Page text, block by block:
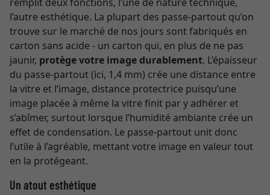
l’autre esthétique. La plupart des passe-partout qu’on
trouve sur le marché de nos jours sont fabriqués en
carton sans acide - un carton qui, en plus de ne pas
jaunir, protège votre image durablement. L’épaisseur
du passe-partout (ici, 1,4 mm) crée une distance entre
la vitre et l’image, distance protectrice puisqu’une
image placée à même la vitre finit par y adhérer et
s’abîmer, surtout lorsque l’humidité ambiante crée un
effet de condensation. Le passe-partout unit donc
l’utile à l’agréable, mettant votre image en valeur tout
en la protégeant.
Un atout esthétique